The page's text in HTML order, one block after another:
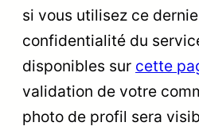
si vous utilisez ce
confidentialité du
disponibles sur cette
validation de votre
photo de profil sera